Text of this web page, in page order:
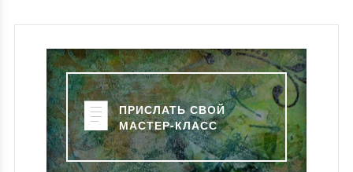
ПРИСЛАТЬ СВОЙ
МАСТЕР-КЛАСС